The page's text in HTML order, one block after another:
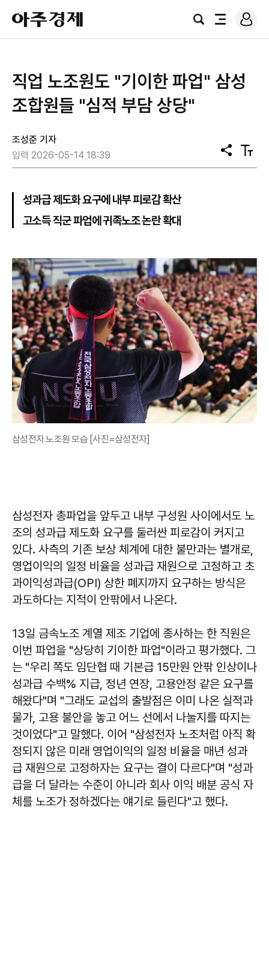
아
주
경
검
전
로
그
직업 노조원도 "기이한 파업" 삼성
조합원들 "심적 부담 상당"
조성준 기자
입력 2026-05-14 18:39
공
유
텍
스
성과급 제도화 요구에 내부 피로감 확산
고소득 직군 파업에 귀족노조 논란 확대
삼성전자 노조원 모습 [사진=삼성전자]
삼성전자 총파업을 앞두고 내부 구성원 사이에서도 노
조의 성과급 제도화 요구를 둘러싼 피로감이 커지고
있다. 사측의 기존 보상 체계에 대한 불만과는 별개로,
영업이익의 일정 비율을 성과급 재원으로 고정하고 초
과이익성과급(OPI) 상한 폐지까지 요구하는 방식은
과도하다는 지적이 안팎에서 나온다.
13일 금속노조 계열 제조 기업에 종사하는 한 직원은
이번 파업을 "상당히 기이한 파업"이라고 평가했다. 그
는 "우리 쪽도 임단협 때 기본급 15만원 안팎 인상이나
성과급 수백% 지급, 정년 연장, 고용안정 같은 요구를
해왔다"며 "그래도 교섭의 출발점은 이미 나온 실적과
물가, 고용 불안을 놓고 어느 선에서 나눌지를 따지는
것이었다"고 말했다. 이어 "삼성전자 노조처럼 아직 확
정되지 않은 미래 영업이익의 일정 비율을 매년 성과
급 재원으로 고정하자는 요구는 결이 다르다"며 "성과
급을 더 달라는 수준이 아니라 회사 이익 배분 공식 자
체를 노조가 정하겠다는 얘기로 들린다"고 했다.